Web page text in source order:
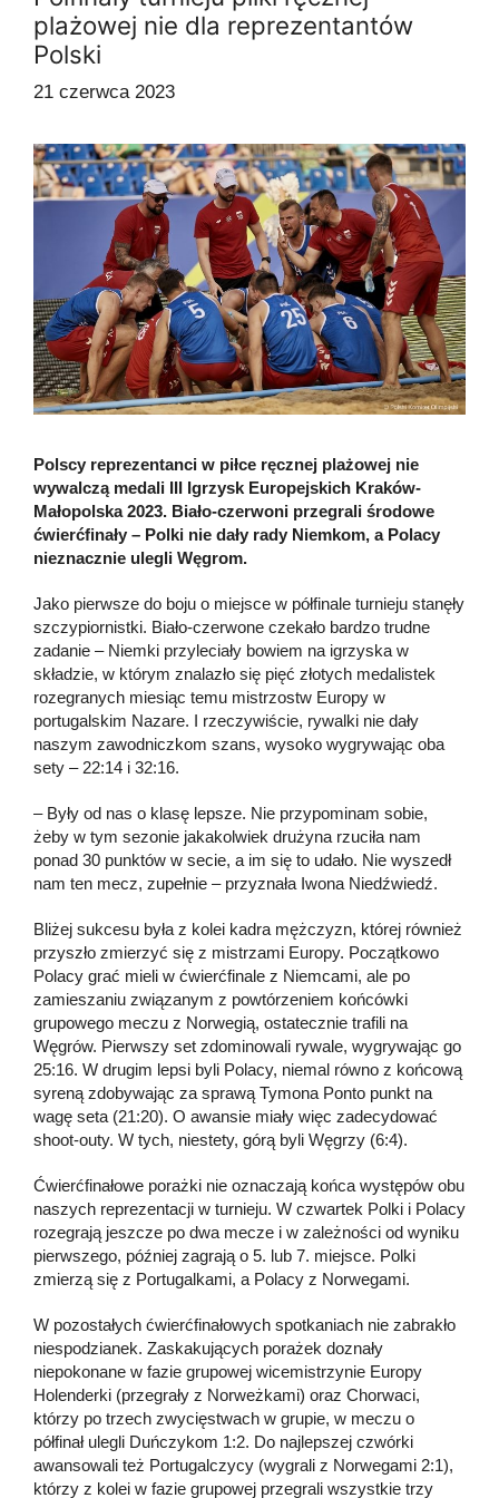
plażowej nie dla reprezentantów
Polski
21 czerwca 2023
Polscy reprezentanci w piłce ręcznej plażowej nie
wywalczą medali III Igrzysk Europejskich Kraków-
Małopolska 2023. Biało-czerwoni przegrali środowe
ćwierćfinały – Polki nie dały rady Niemkom, a Polacy
nieznacznie ulegli Węgrom.
Jako pierwsze do boju o miejsce w półfinale turnieju stanęły
szczypiornistki. Biało-czerwone czekało bardzo trudne
zadanie – Niemki przyleciały bowiem na igrzyska w
składzie, w którym znalazło się pięć złotych medalistek
rozegranych miesiąc temu mistrzostw Europy w
portugalskim Nazare. I rzeczywiście, rywalki nie dały
naszym zawodniczkom szans, wysoko wygrywając oba
sety – 22:14 i 32:16.
– Były od nas o klasę lepsze. Nie przypominam sobie,
żeby w tym sezonie jakakolwiek drużyna rzuciła nam
ponad 30 punktów w secie, a im się to udało. Nie wyszedł
nam ten mecz, zupełnie – przyznała Iwona Niedźwiedź.
Bliżej sukcesu była z kolei kadra mężczyzn, której również
przyszło zmierzyć się z mistrzami Europy. Początkowo
Polacy grać mieli w ćwierćfinale z Niemcami, ale po
zamieszaniu związanym z powtórzeniem końcówki
grupowego meczu z Norwegią, ostatecznie trafili na
Węgrów. Pierwszy set zdominowali rywale, wygrywając go
25:16. W drugim lepsi byli Polacy, niemal równo z końcową
syreną zdobywając za sprawą Tymona Ponto punkt na
wagę seta (21:20). O awansie miały więc zadecydować
shoot-outy. W tych, niestety, górą byli Węgrzy (6:4).
Ćwierćfinałowe porażki nie oznaczają końca występów obu
naszych reprezentacji w turnieju. W czwartek Polki i Polacy
rozegrają jeszcze po dwa mecze i w zależności od wyniku
pierwszego, później zagrają o 5. lub 7. miejsce. Polki
zmierzą się z Portugalkami, a Polacy z Norwegami.
W pozostałych ćwierćfinałowych spotkaniach nie zabrakło
niespodzianek. Zaskakujących porażek doznały
niepokonane w fazie grupowej wicemistrzynie Europy
Holenderki (przegrały z Norweżkami) oraz Chorwaci,
którzy po trzech zwycięstwach w grupie, w meczu o
półfinał ulegli Duńczykom 1:2. Do najlepszej czwórki
awansowali też Portugalczycy (wygrali z Norwegami 2:1),
którzy z kolei w fazie grupowej przegrali wszystkie trzy